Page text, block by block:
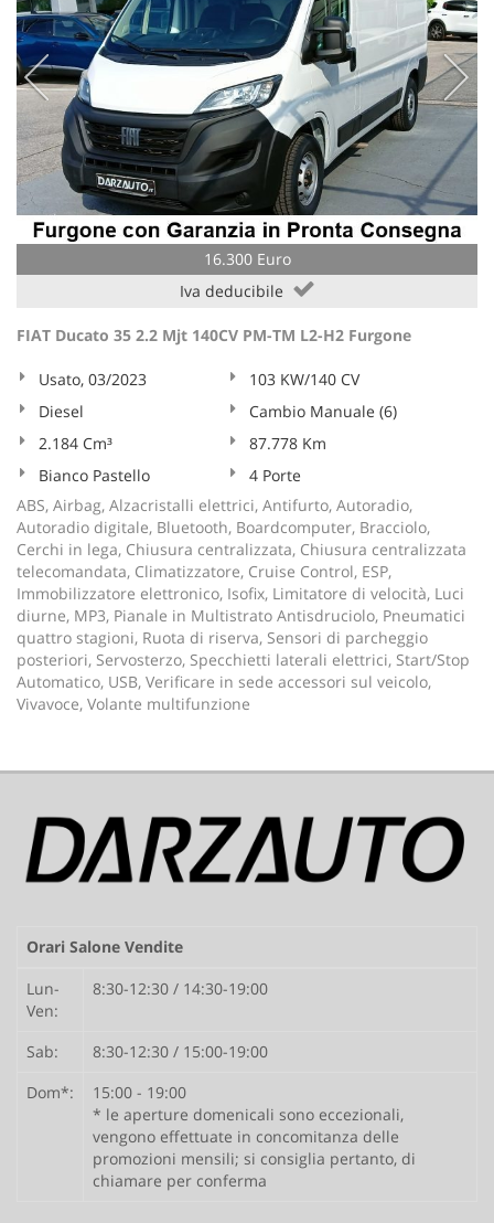
16.300 Euro
Iva deducibile
FIAT Ducato 35 2.2 Mjt 140CV PM-TM L2-H2 Furgone
Usato, 03/2023
103 KW/140 CV
Diesel
Cambio Manuale (6)
2.184 Cm³
87.778 Km
Bianco Pastello
4 Porte
ABS, Airbag, Alzacristalli elettrici, Antifurto, Autoradio,
Autoradio digitale, Bluetooth, Boardcomputer, Bracciolo,
Cerchi in lega, Chiusura centralizzata, Chiusura centralizzata
telecomandata, Climatizzatore, Cruise Control, ESP,
Immobilizzatore elettronico, Isofix, Limitatore di velocità, Luci
diurne, MP3, Pianale in Multistrato Antisdruciolo, Pneumatici
quattro stagioni, Ruota di riserva, Sensori di parcheggio
posteriori, Servosterzo, Specchietti laterali elettrici, Start/Stop
Automatico, USB, Verificare in sede accessori sul veicolo,
Vivavoce, Volante multifunzione
Orari Salone Vendite
Lun-
Ven:
8:30-12:30 / 14:30-19:00
Sab:
8:30-12:30 / 15:00-19:00
Dom*:
15:00 - 19:00
* le aperture domenicali sono eccezionali,
vengono effettuate in concomitanza delle
promozioni mensili; si consiglia pertanto, di
chiamare per conferma